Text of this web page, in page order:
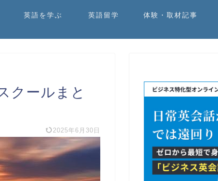
英語を学ぶ 英語留学 体験・取材記事
クールまと
2025年6月30日